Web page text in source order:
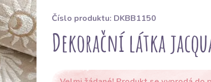
Číslo produktu: DKBB1150
Dekorační látka